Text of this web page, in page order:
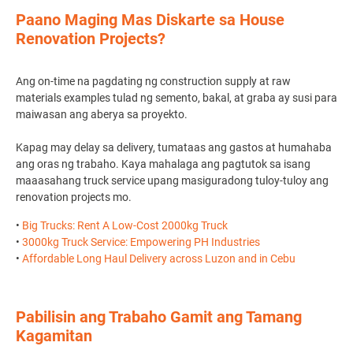
Paano Maging Mas Diskarte sa House
Renovation Projects?
Ang on-time na pagdating ng construction supply at raw
materials examples tulad ng semento, bakal, at graba ay susi para
maiwasan ang aberya sa proyekto.
Kapag may delay sa delivery, tumataas ang gastos at humahaba
ang oras ng trabaho. Kaya mahalaga ang pagtutok sa isang
maaasahang truck service upang masiguradong tuloy-tuloy ang
renovation projects mo.
• Big Trucks: Rent A Low-Cost 2000kg Truck
• 3000kg Truck Service: Empowering PH Industries
• Affordable Long Haul Delivery across Luzon and in Cebu
Pabilisin ang Trabaho Gamit ang Tamang
Kagamitan